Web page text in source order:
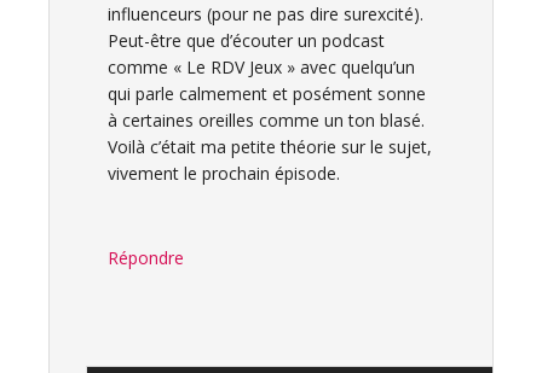
influenceurs (pour ne pas dire surexcité).
Peut-être que d’écouter un podcast
comme « Le RDV Jeux » avec quelqu’un
qui parle calmement et posément sonne
à certaines oreilles comme un ton blasé.
Voilà c’était ma petite théorie sur le sujet,
vivement le prochain épisode.
Répondre